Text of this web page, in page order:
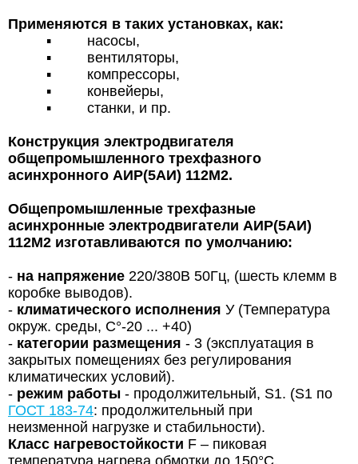
Применяются в таких установках, как:
▪
насосы,
▪
вентиляторы,
▪
компрессоры,
▪
конвейеры,
▪
станки, и пр.
Конструкция электродвигателя
общепромышленного трехфазного
асинхронного АИР(5АИ) 112М2.
Общепромышленные трехфазные
асинхронные электродвигатели АИР(5АИ)
112М2 изготавливаются по умолчанию:
- на напряжение 220/380В 50Гц, (шесть клемм в
коробке выводов).
- климатического исполнения У (Температура
окруж. среды, C°-20 ... +40)
- категории размещения - 3 (эксплуатация в
закрытых помещениях без регулирования
климатических условий).
- режим работы - продолжительный, S1. (S1 по
ГОСТ 183-74: продолжительный при
неизменной нагрузке и стабильности).
Класс нагревостойкости F – пиковая